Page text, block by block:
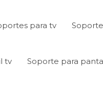
para tv
tv Soporte para